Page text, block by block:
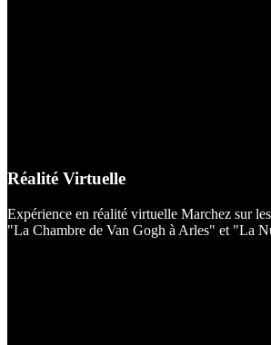
Réalité Virtuelle
Expérience en réalité virtuelle Marchez sur
"La Chambre de Van Gogh à Arles" et "La